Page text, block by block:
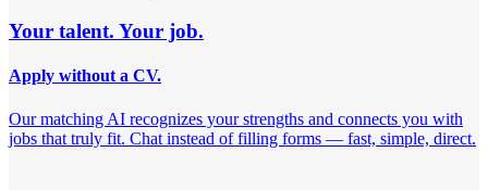
Your talent. Your job.
Apply without a CV.
Our matching AI recognizes your strengths and connects you with
jobs that truly fit. Chat instead of filling forms — fast, simple, direct.